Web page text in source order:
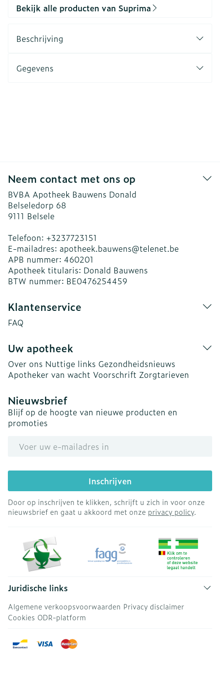
Bekijk alle producten van Suprima
Beschrijving
Gegevens
Neem contact met ons op
BVBA Apotheek Bauwens Donald
Belseledorp 68
9111 Belsele
Telefoon: +3237723151
E-mailadres: apotheek.bauwens@telenet.be
APB nummer: 460201
Apotheek titularis: Donald Bauwens
BTW nummer: BE0476254459
Klantenservice
FAQ
Uw apotheek
Over ons Nuttige links Gezondheidsnieuws
Apotheker van wacht Voorschrift Zorgtarieven
Nieuwsbrief
Blijf op de hoogte van nieuwe producten en
promoties
Inschrijven
Door op inschrijven te klikken, schrijft u zich in voor onze
nieuwsbrief en gaat u akkoord met onze privacy policy.
Juridische links
Algemene verkoopsvoorwaarden Privacy disclaimer
Cookies ODR-platform